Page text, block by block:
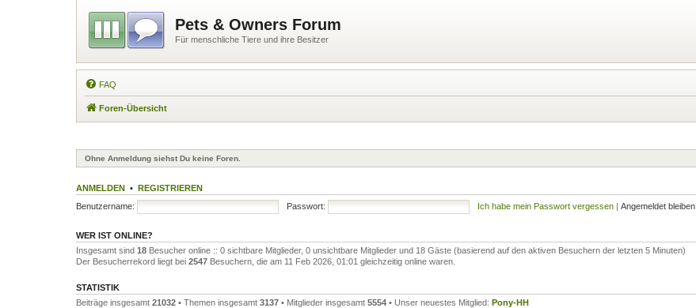
Pets & Owners Forum
Für menschliche Tiere und ihre Besitzer
FAQ
Foren-Übersicht
Ohne Anmeldung siehst Du keine Foren.
ANMELDEN • REGISTRIEREN
Benutzername:
Passwort: Ich habe mein Passwort vergessen | Angemeldet bleiben
WER IST ONLINE?
Insgesamt sind 18 Besucher online :: 0 sichtbare Mitglieder, 0 unsichtbare Mitglieder und 18 Gäste (basierend auf den aktiven Besuchern der letzten 5 Minuten)
Der Besucherrekord liegt bei 2547 Besuchern, die am 11 Feb 2026, 01:01 gleichzeitig online waren.
STATISTIK
Beiträge insgesamt 21032 • Themen insgesamt 3137 • Mitglieder insgesamt 5554 • Unser neuestes Mitglied: Pony-HH